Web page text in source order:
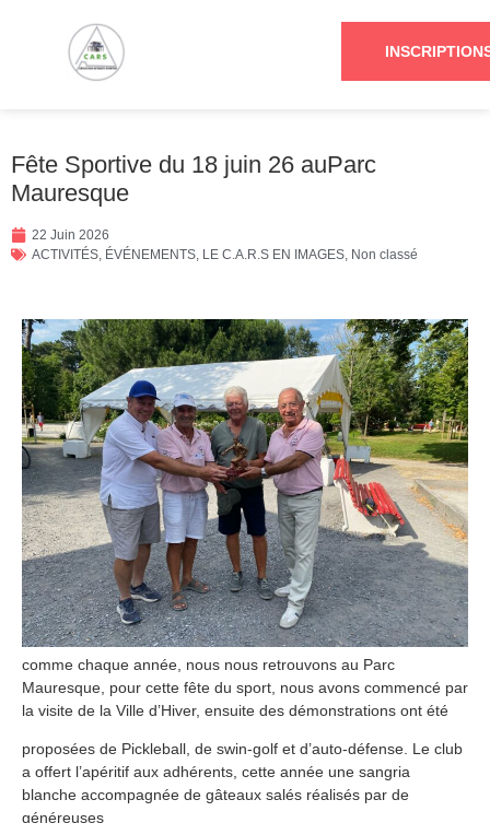
Fête Sportive du 18 juin 26 auParc
Mauresque
22 Juin 2026
ACTIVITÉS, ÉVÉNEMENTS, LE C.A.R.S EN IMAGES, Non classé
comme chaque année, nous nous retrouvons au Parc
Mauresque, pour cette fête du sport, nous avons commencé par
la visite de la Ville d’Hiver, ensuite des démonstrations ont été
proposées de Pickleball, de swin-golf et d’auto-défense. Le club
a offert l’apéritif aux adhérents, cette année une sangria
blanche accompagnée de gâteaux salés réalisés par de
généreuses